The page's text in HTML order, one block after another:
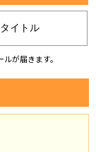
タイトル
が届きます。